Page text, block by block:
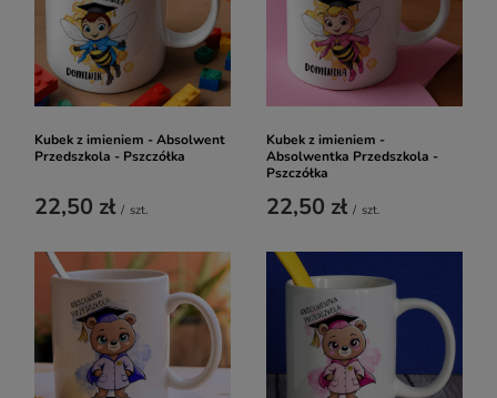
Kubek z imieniem - Absolwent
Przedszkola - Pszczółka
22,50 zł / szt.
Kubek z imieniem -
Absolwentka Przedszkola -
Pszczółka
22,50 zł / szt.